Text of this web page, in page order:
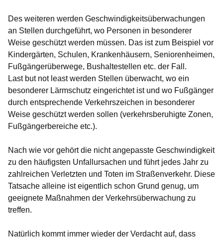
Des weiteren werden Geschwindigkeitsüberwachungen
an Stellen durchgeführt, wo Personen in besonderer
Weise geschützt werden müssen. Das ist zum Beispiel vor
Kindergärten, Schulen, Krankenhäusern, Seniorenheimen,
Fußgängerüberwege, Bushaltestellen etc. der Fall.
Last but not least werden Stellen überwacht, wo ein
besonderer Lärmschutz eingerichtet ist und wo Fußgänger
durch entsprechende Verkehrszeichen in besonderer
Weise geschützt werden sollen (verkehrsberuhigte Zonen,
Fußgängerbereiche etc.).
Nach wie vor gehört die nicht angepasste Geschwindigkeit
zu den häufigsten Unfallursachen und führt jedes Jahr zu
zahlreichen Verletzten und Toten im Straßenverkehr. Diese
Tatsache alleine ist eigentlich schon Grund genug, um
geeignete Maßnahmen der Verkehrsüberwachung zu
treffen.
Natürlich kommt immer wieder der Verdacht auf, dass